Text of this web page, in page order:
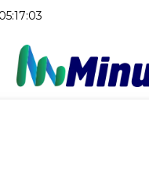
05:17:03